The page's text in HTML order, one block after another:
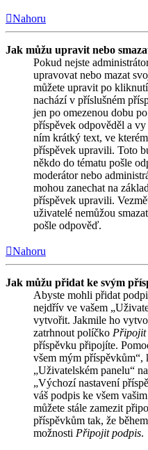
Nahoru
Jak můžu upravit nebo
Pokud nejste
upravovat nebo mazat
můžete upravit po
nachází v příslušném
jen po omezenou dobu
příspěvek odpověděl a
ním krátký text, ve
příspěvek upravili. Toto
někdo do tématu pošle
moderátor nebo
mohou zanechat na
příspěvek upravili.
uživatelé nemůžou
pošle odpověď.
Nahoru
Jak můžu přidat ke svým
Abyste mohli přidat
nejdřív ve vašem
vytvořit. Jakmile ho
zatrhnout políčko Připojit
příspěvku připojíte.
všem mým příspěvkům“,
„Uživatelském panelu“
„Výchozí nastavení
váš podpis ke všem
můžete stále zamezit
příspěvkům tak, že
možnosti Připojit podpis.